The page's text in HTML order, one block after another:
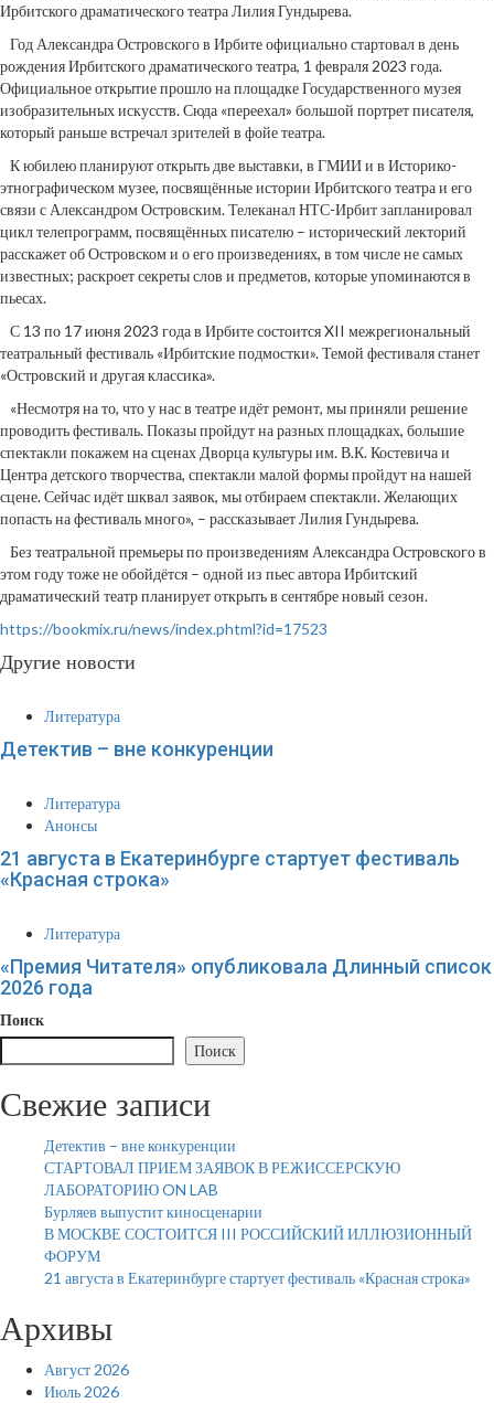
Ирбитского драматического театра Лилия Гундырева.
Год Александра Островского в Ирбите официально стартовал в день
рождения Ирбитского драматического театра, 1 февраля 2023 года.
Официальное открытие прошло на площадке Государственного музея
изобразительных искусств. Сюда «переехал» большой портрет писателя,
который раньше встречал зрителей в фойе театра.
К юбилею планируют открыть две выставки, в ГМИИ и в Историко-
этнографическом музее, посвящённые истории Ирбитского театра и его
связи с Александром Островским. Телеканал НТС-Ирбит запланировал
цикл телепрограмм, посвящённых писателю – исторический лекторий
расскажет об Островском и о его произведениях, в том числе не самых
известных; раскроет секреты слов и предметов, которые упоминаются в
пьесах.
С 13 по 17 июня 2023 года в Ирбите состоится XII межрегиональный
театральный фестиваль «Ирбитские подмостки». Темой фестиваля станет
«Островский и другая классика».
«Несмотря на то, что у нас в театре идёт ремонт, мы приняли решение
проводить фестиваль. Показы пройдут на разных площадках, большие
спектакли покажем на сценах Дворца культуры им. В.К. Костевича и
Центра детского творчества, спектакли малой формы пройдут на нашей
сцене. Сейчас идёт шквал заявок, мы отбираем спектакли. Желающих
попасть на фестиваль много», – рассказывает Лилия Гундырева.
Без театральной премьеры по произведениям Александра Островского в
этом году тоже не обойдётся – одной из пьес автора Ирбитский
драматический театр планирует открыть в сентябре новый сезон.
https://bookmix.ru/news/index.phtml?id=17523
Другие новости
Литература
Детектив – вне конкуренции
Литература
Анонсы
21 августа в Екатеринбурге стартует фестиваль
«Красная строка»
Литература
«Премия Читателя» опубликовала Длинный список
2026 года
Поиск
Поиск
Свежие записи
Детектив – вне конкуренции
СТАРТОВАЛ ПРИЕМ ЗАЯВОК В РЕЖИССЕРСКУЮ
ЛАБОРАТОРИЮ ON LAB
Бурляев выпустит киносценарии
В МОСКВЕ СОСТОИТСЯ III РОССИЙСКИЙ ИЛЛЮЗИОННЫЙ
ФОРУМ
21 августа в Екатеринбурге стартует фестиваль «Красная строка»
Архивы
Август 2026
Июль 2026